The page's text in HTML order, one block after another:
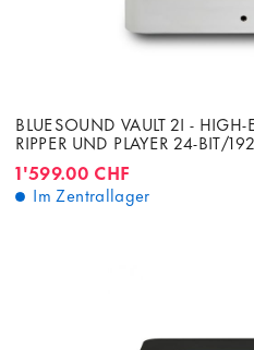
BLUESOUND VAULT 2I - HIGH-
RIPPER UND PLAYER 24-BIT/
1'599.00 CHF
Im Zentrallager